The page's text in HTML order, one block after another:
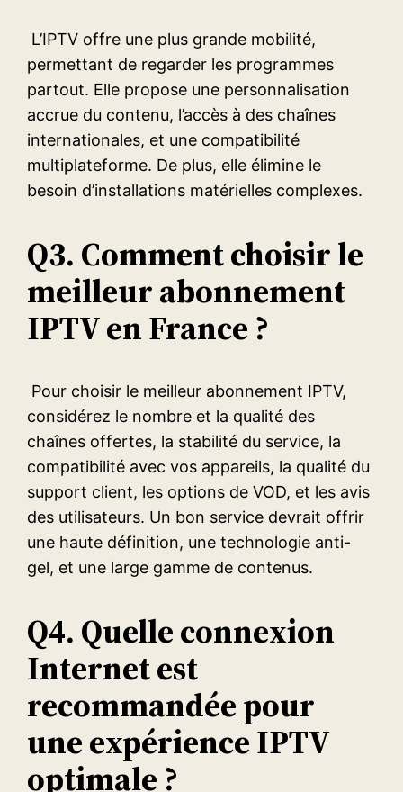
L’IPTV offre une plus grande mobilité,
permettant de regarder les programmes
partout. Elle propose une personnalisation
accrue du contenu, l’accès à des chaînes
internationales, et une compatibilité
multiplateforme. De plus, elle élimine le
besoin d’installations matérielles complexes.
Q3. Comment choisir le
meilleur abonnement
IPTV en France ?
Pour choisir le meilleur abonnement IPTV,
considérez le nombre et la qualité des
chaînes offertes, la stabilité du service, la
compatibilité avec vos appareils, la qualité du
support client, les options de VOD, et les avis
des utilisateurs. Un bon service devrait offrir
une haute définition, une technologie anti-
gel, et une large gamme de contenus.
Q4. Quelle connexion
Internet est
recommandée pour
une expérience IPTV
optimale ?